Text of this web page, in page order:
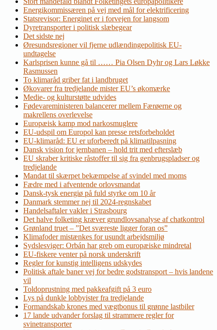
Energikommissæren på vej med mål for elektrificering
Statsrevisor: Energinet er i forvejen for langsom
Dyretransporter i politisk slæbegear
Det sidste nej
Øresundsregioner vil fjerne udlændingepolitisk EU-
undtagelse
Karlsprisen kunne gå til …… Pia Olsen Dyhr og Lars Løkke
Rasmussen
To klimaråd griber fat i landbruget
Økovarer fra tredjelande mister EU’s økomærke
Medie- og kulturstøtte udvides
Fødevareministeren balancerer mellem Færøerne og
makrellens overlevelse
Europæisk kamp mod narkosmuglere
EU-udspil om Europol kan presse retsforbeholdet
EU-klimaråd: EU er uforberedt på klimatilpasning
Dansk vision for jernbanen – hold trit med efterslæb
EU skraber kritiske råstoffer til sig fra genbrugspladser og
tredjelande
Mandat til skærpet bekæmpelse af svindel med moms
Fædre med i afventende orlovsmandat
Dansk-tysk energiø på fuld styrke om 10 år
Danmark stemmer nej til 2024-regnskabet
Handelsaftaler vakler i Strasbourg
Det halve folketing kræver grundlovsanalyse af chatkontrol
Grønland truet – ”Det sværeste ligger foran os”
Klimafoder mistænkes for usundt arbejdsmiljø
Sydslesviger: Orbán har greb om europæiske mindretal
EU-fiskere venter på norsk underskrift
Regler for kunstig intelligens udskydes
Politisk aftale baner vej for bedre godstransport – hvis landene
vil
Toldoprustning med pakkeafgift på 3 euro
Lys på dunkle lobbyister fra tredjelande
Formandskab krones med vægtbonus til grønne lastbiler
17 lande udvander forslag til strammere regler for
svinetransporter